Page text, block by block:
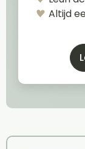
Altijd